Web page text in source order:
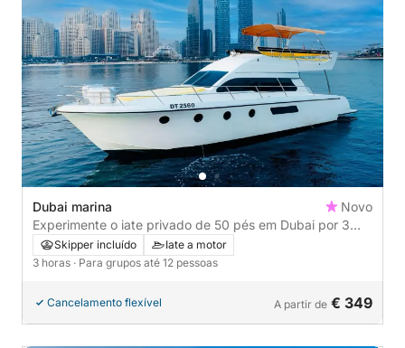
Dubai marina
Novo
Experimente o iate privado de 50 pés em Dubai por 3
horas para até 12 pessoas
Skipper incluído
Iate a motor
3 horas · Para grupos até 12 pessoas
Cancelamento flexível A partir de € 349